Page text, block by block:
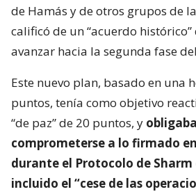
de Hamás y de otros grupos de
calificó de un “acuerdo
avanzar hacia la segunda fase
Este nuevo plan, basado en una
puntos, tenía como objetivo
“de paz” de 20 puntos, y
comprometerse a lo firmado
durante el Protocolo de Sharm
incluido el “cese de las